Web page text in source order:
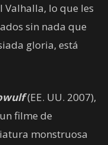
Valhalla, lo que les
sin nada que
gloria, está
(EE. UU. 2007),
filme de
monstruosa